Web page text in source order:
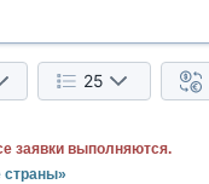
25
заявки выполняются.
страны»